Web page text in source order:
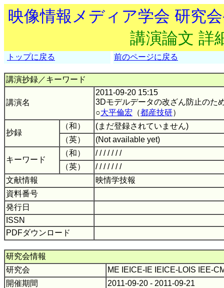
映像情報メディア学会 研究
講演論文 詳
トップに戻る 前のページに戻る
講演抄録／キーワード
講演名
2011-09-20 15:15
3Dモデルデータの改ざん防止のた
○大平倫宏 （都産技研）
抄録
（和）
(まだ登録されていません)
（英）
(Not available yet)
キーワード
（和）
/ / / / / / /
（英）
/ / / / / / /
文献情報
映情学技報
資料番号
発行日
ISSN
PDFダウンロード
研究会情報
研究会
ME IEICE-IE IEICE-LOIS IEE-
開催期間
2011-09-20 - 2011-09-21